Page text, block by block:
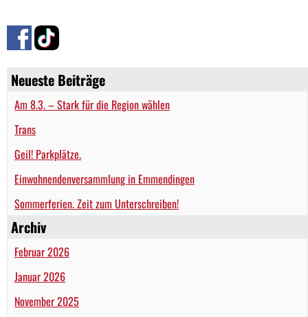
Neueste Beiträge
Am 8.3. – Stark für die Region wählen
Trans
Geil! Parkplätze.
Einwohnendenversammlung in Emmendingen
Sommerferien. Zeit zum Unterschreiben!
Archiv
Februar 2026
Januar 2026
November 2025